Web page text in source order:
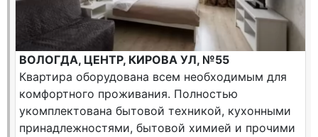
ВОЛОГДА, ЦЕНТР, КИРОВА УЛ, №55
Квартира оборудована всем необходимым для
комфортного проживания. Полностью
укомплектована бытовой техникой, кухонными
принадлежностями, бытовой химией и прочими